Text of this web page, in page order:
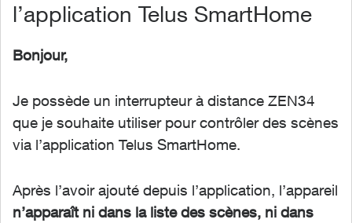
l’application Telus SmartHome
Bonjour,
Je possède un interrupteur à distance ZEN34
que je souhaite utiliser pour contrôler des scènes
via l’application Telus SmartHome.
Après l’avoir ajouté depuis l’application, l’appareil
n’apparaît ni dans la liste des scènes, ni dans